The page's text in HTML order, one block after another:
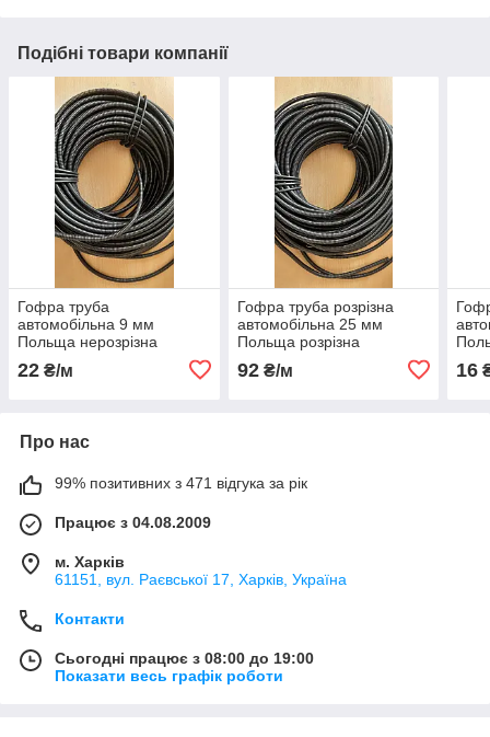
Подібні товари компанії
Гофра труба
автомобільна 9 мм
Польща нерозрізна
22 ₴/м
Гофра труба розрізна
автомобільна 25 мм
Польща розрізна
92₴/м 16
Про нас
99% позитивних з 471 відгука за рік
Працює з 04.08.2009
м. Харків
61151, вул. Раєвської 17, Харків, Україна
Контакти
Сьогодні працює з 08:00 до 19:00
Показати весь графік роботи